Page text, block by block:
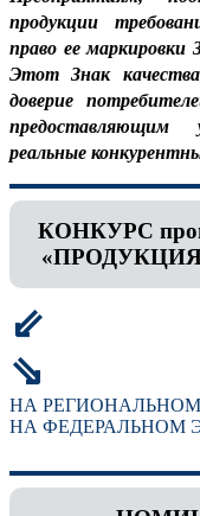
продукции
право ее маркировки
Этот Знак качества
доверие
предоставляющим
реальные
КОНКУРС
⇙
⇘
НА
НА ФЕДЕРАЛЬНОМ